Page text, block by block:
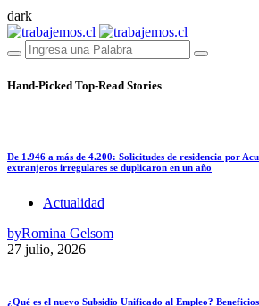
dark
Hand-Picked Top-Read Stories
De 1.946 a más de 4.200: Solicitudes de residencia por
extranjeros irregulares se duplicaron en un año
Actualidad
byRomina Gelsom
27 julio, 2026
¿Qué es el nuevo Subsidio Unificado al Empleo?